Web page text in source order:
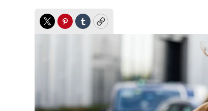
TwitterPinterest
TumblrCopy